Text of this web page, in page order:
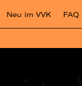
Neu im VVK FAQ